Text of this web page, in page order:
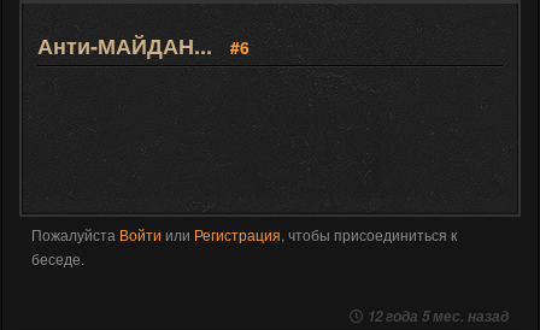
Анти-МАЙДАН... #6
Пожалуйста Войти или Регистрация, чтобы присоединиться к
беседе.
12 года 5 мес. назад